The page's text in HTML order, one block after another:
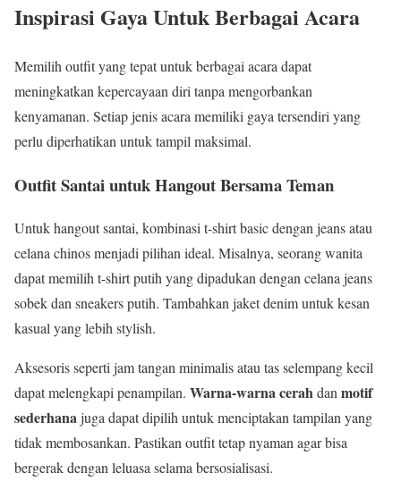
Inspirasi Gaya Untuk Berbagai Acara
Memilih outfit yang tepat untuk berbagai acara dapat
meningkatkan kepercayaan diri tanpa mengorbankan
kenyamanan. Setiap jenis acara memiliki gaya tersendiri yang
perlu diperhatikan untuk tampil maksimal.
Outfit Santai untuk Hangout Bersama Teman
Untuk hangout santai, kombinasi t-shirt basic dengan jeans atau
celana chinos menjadi pilihan ideal. Misalnya, seorang wanita
dapat memilih t-shirt putih yang dipadukan dengan celana jeans
sobek dan sneakers putih. Tambahkan jaket denim untuk kesan
kasual yang lebih stylish.
Aksesoris seperti jam tangan minimalis atau tas selempang kecil
dapat melengkapi penampilan. Warna-warna cerahdanmotif
sederhanajuga dapat dipilih untuk menciptakan tampilan yang
tidak membosankan. Pastikan outfit tetap nyaman agar bisa
bergerak dengan leluasa selama bersosialisasi.